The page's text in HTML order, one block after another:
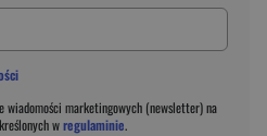
wiadomości marketingowych (newsletter) na
wregulaminie.